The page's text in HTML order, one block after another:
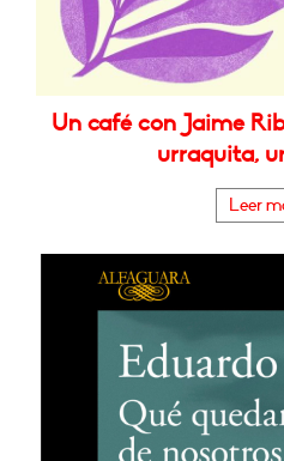
Un café con Jaime
urraquita,
Leer